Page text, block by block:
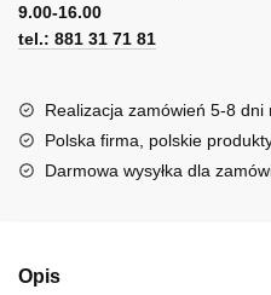
9.00-16.00
tel.: 881 31 71 81
Realizacja zamówień 5-8 dni
Polska firma, polskie
Darmowa wysyłka dla
Opis